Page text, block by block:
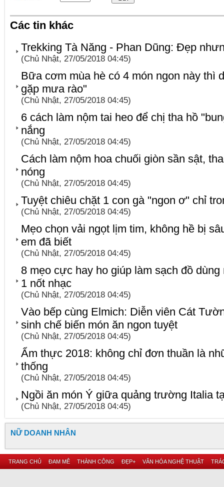
Các tin khác
Trekking Tà Năng - Phan Dũng: Đẹp
(Chủ Nhật, 27/05/2018 04:45)
Bữa cơm mùa hè có 4 món ngon này thì
gặp mưa rào"
(Chủ Nhật, 27/05/2018 04:45)
6 cách làm nộm tai heo để chị tha hồ
nắng
(Chủ Nhật, 27/05/2018 04:45)
Cách làm nộm hoa chuối giòn sần sật,
nóng
(Chủ Nhật, 27/05/2018 04:45)
Tuyệt chiêu chặt 1 con gà "ngon ơ" chỉ
(Chủ Nhật, 27/05/2018 04:45)
Mẹo chọn vải ngọt lịm tim, không hề bị
em đã biết
(Chủ Nhật, 27/05/2018 04:45)
8 mẹo cực hay ho giúp làm sạch đồ dùng
1 nốt nhạc
(Chủ Nhật, 27/05/2018 04:45)
Vào bếp cùng Elmich: Diễn viên Cát
sinh chế biến món ăn ngon tuyệt
(Chủ Nhật, 27/05/2018 04:45)
Ẩm thực 2018: không chỉ đơn thuần là
thống
(Chủ Nhật, 27/05/2018 04:45)
Ngồi ăn món Ý giữa quảng trường Italia
(Chủ Nhật, 27/05/2018 04:45)
NỮ DOANH NHÂN
TRANG CHỦ ĐAM MÊ THÀNH CÔNG ĐẸP+ VĂN HÓA NGHỆ THUẬT